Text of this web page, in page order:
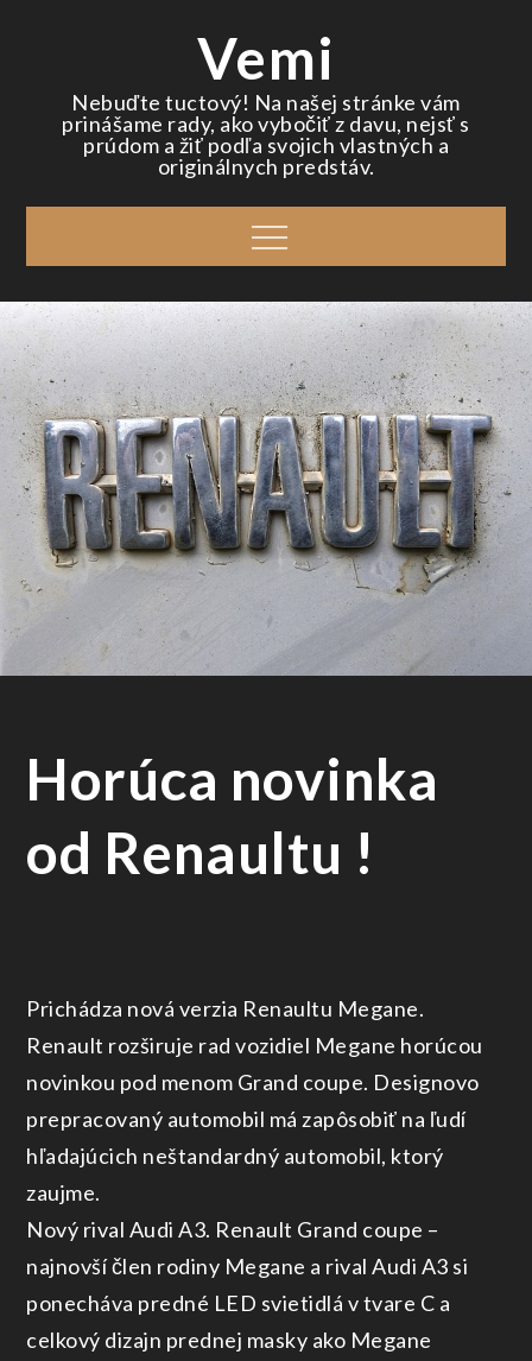
Vemi
Nebuďte tuctový! Na našej stránke vám
prinášame rady, ako vybočiť z davu, nejsť s
prúdom a žiť podľa svojich vlastných a
originálnych predstáv.
Menu
Horúca novinka
od Renaultu !
Prichádza nová verzia Renaultu Megane.
Renault rozširuje rad vozidiel Megane horúcou
novinkou pod menom Grand coupe. Designovo
prepracovaný automobil má zapôsobiť na ľudí
hľadajúcich neštandardný automobil, ktorý
zaujme.
Nový rival Audi A3. Renault Grand coupe –
najnovší člen rodiny Megane a rival Audi A3 si
ponecháva predné LED svietidlá v tvare C a
celkový dizajn prednej masky ako Megane